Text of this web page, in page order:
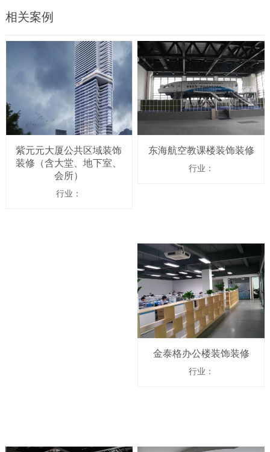
相关案例
紫元元大厦公共区域装饰
装修（含大堂、地下室、
会所）
行业：
东海航空教课楼装饰装修
行业：
金泰格办公楼装饰装修
行业：